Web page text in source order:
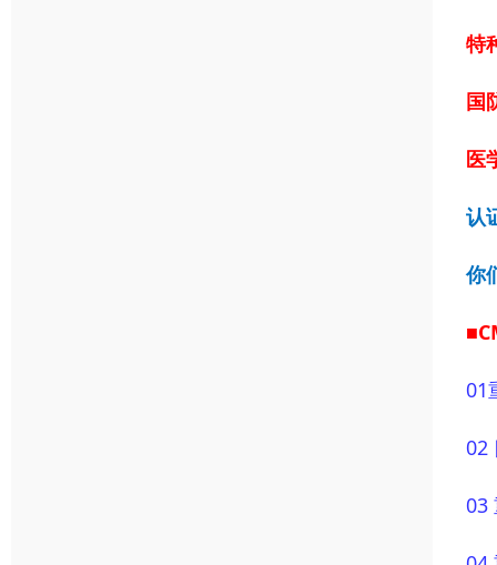
特
国
医
认
你
01
02
03